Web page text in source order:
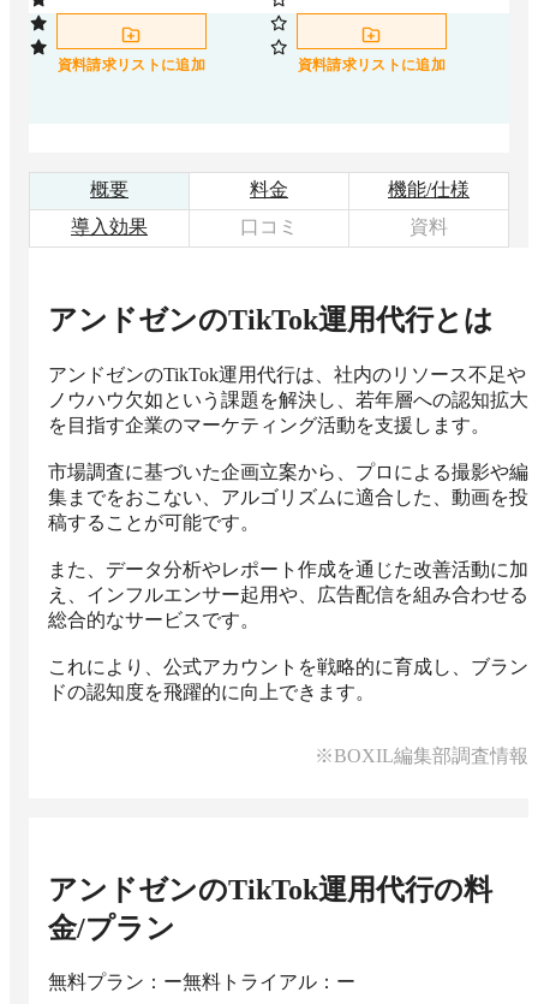
資料請求リストに追加 資料請求リストに追加
概要 料金
機能/仕様
導入効果
口コミ 資料
アンドゼンのTikTok運用代行とは
アンドゼンのTikTok運用代行は、社内のリソース不足や
ノウハウ欠如という課題を解決し、若年層への認知拡大
を目指す企業のマーケティング活動を支援します。
市場調査に基づいた企画立案から、プロによる撮影や編
集までをおこない、アルゴリズムに適合した、動画を投
稿することが可能です。
また、データ分析やレポート作成を通じた改善活動に加
え、インフルエンサー起用や、広告配信を組み合わせる
総合的なサービスです。
これにより、公式アカウントを戦略的に育成し、ブラン
ドの認知度を飛躍的に向上できます。
※BOXIL編集部調査情報
アンドゼンのTikTok運用代行の料
金/プラン
無料プラン：ー無料トライアル：ー